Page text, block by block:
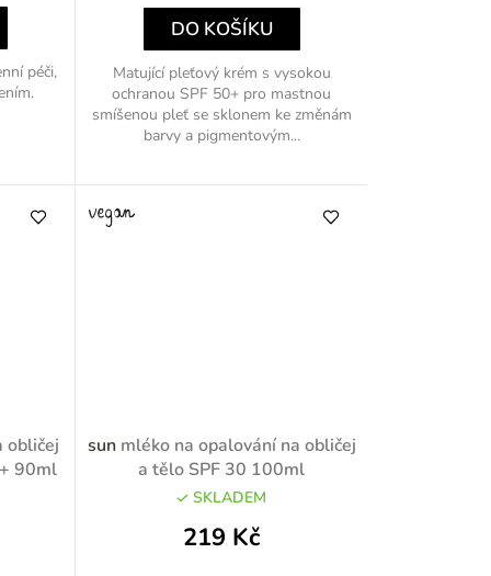
péči,
DO KOŠÍKU
Matující pleťový krém s vysokou
ochranou SPF 50+ pro mastnou
smíšenou pleť se sklonem ke změnám
barvy a pigmentovým...
obličej
90ml
sun mléko na opalování na obličej
a tělo SPF 30 100ml
SKLADEM
219 Kč